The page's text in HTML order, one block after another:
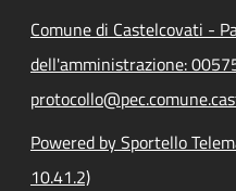
Comune di Castelcovati -
dell'amministrazione:
Powered by Sportello
10.41.2)